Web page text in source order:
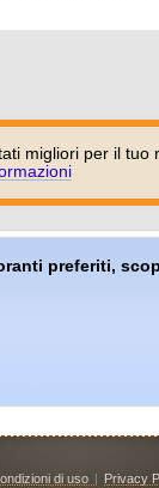
migliori per il tuo
preferiti,
di uso | Privacy